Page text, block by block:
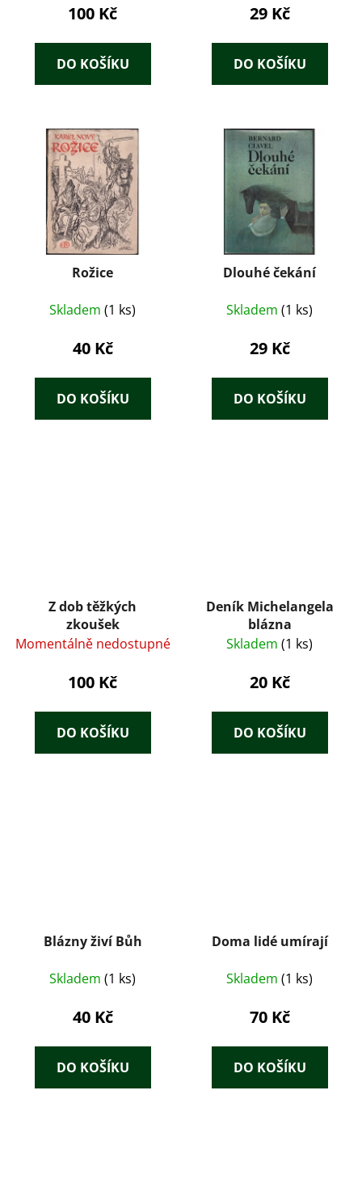
100 Kč
DO KOŠÍKU
29 Kč
DO KOŠÍKU
Rožice
Skladem (1 ks)
40 Kč
DO KOŠÍKU
Dlouhé čekání
Skladem (1 ks)
29 Kč
DO KOŠÍKU
Z dob těžkých
zkoušek
Momentálně nedostupné
100 Kč
DO KOŠÍKU
Deník Michelangela
blázna
Skladem (1 ks)
20 Kč
DO KOŠÍKU
Blázny živí Bůh
Skladem (1 ks)
40 Kč
DO KOŠÍKU
Doma lidé umírají
Skladem (1 ks)
70 Kč
DO KOŠÍKU